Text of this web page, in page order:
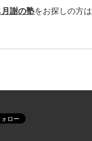
謝の塾をお探しの方